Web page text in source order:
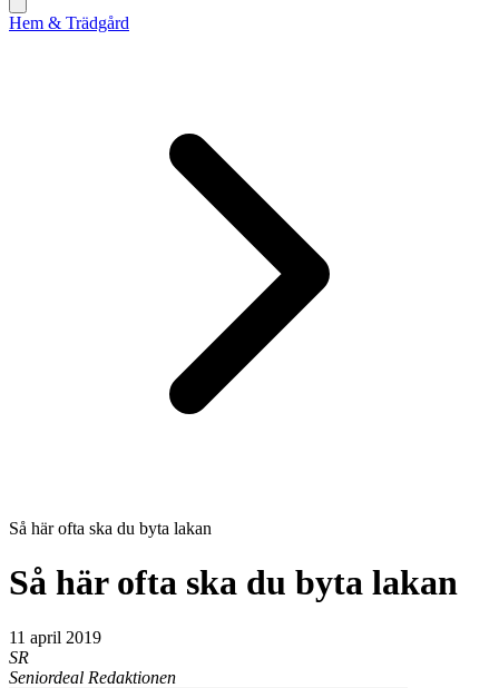
Hem & Trädgård
Så här ofta ska du byta lakan
Så här ofta ska du byta lakan
11 april 2019
SR
Seniordeal Redaktionen